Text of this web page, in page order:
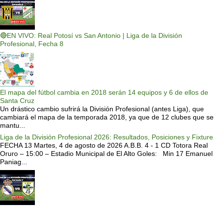
🔴EN VIVO: Real Potosí vs San Antonio | Liga de la División
Profesional, Fecha 8
El mapa del fútbol cambia en 2018 serán 14 equipos y 6 de ellos de
Santa Cruz
Un drástico cambio sufrirá la División Profesional (antes Liga), que
cambiará el mapa de la temporada 2018, ya que de 12 clubes que se
mantu...
Liga de la División Profesional 2026: Resultados, Posiciones y Fixture
FECHA 13 Martes, 4 de agosto de 2026 A.B.B. 4 - 1 CD Totora Real
Oruro – 15:00 – Estadio Municipal de El Alto Goles: Min 17 Emanuel
Paniag...